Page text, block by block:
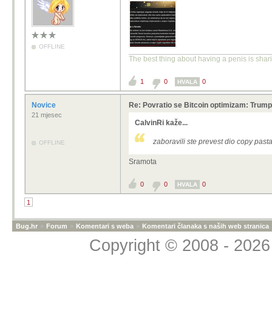
OFFLINE
The best thing about having a penis is
1 0 HVALA 0
Novice
21 mjesec
OFFLINE
Re: Povratio se Bitcoin optimizam:
CalvinRi kaže...
zaboravili ste prevest dio copy
Sramota
0 0 HVALA 0
1
Bug.hr » Forum » Komentari s weba » Komentari članaka s naših web stranica
Copyright © 2008 -